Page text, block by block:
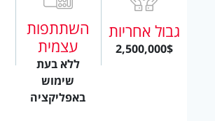
גבול אחריות
2,500,000$
השתתפות
עצמית
ללא בעת
שימוש
באפליקציה